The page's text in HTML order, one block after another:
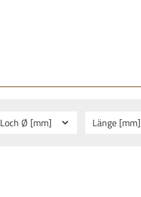
Loch Ø [mm] Länge [mm]